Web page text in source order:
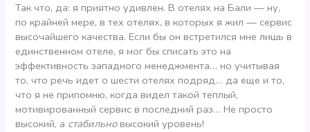
Так что, да: я приятно удивлен. В отелях на Бали — ну,
по крайней мере, в тех отелях, в которых я жил — сервис
высочайшего качества. Если бы он встретился мне лишь в
единственном отеле, я мог бы списать это на
эффективность западного менеджмента… но учитывая
то, что речь идет о шести отелях подряд… да еще и то,
что я не припомню, когда видел такой теплый,
мотивированный сервис в последний раз… Не просто
высокий, а стабильновысокий уровень!